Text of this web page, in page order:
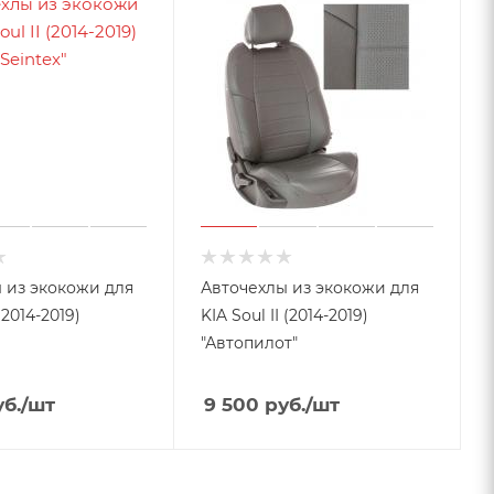
из экокожи для
2019)
/шт
Авточехлы из экокожи для
KIA Soul II (2014-2019)
"Автопилот"
9 500 руб./шт